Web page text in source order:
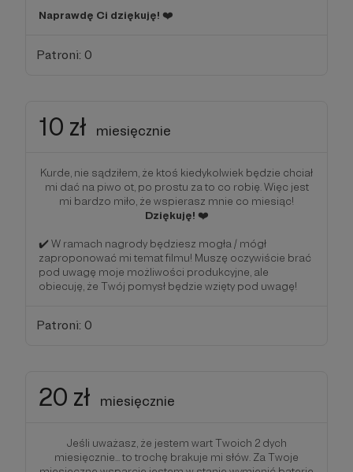
Naprawdę Ci dziękuję! ❤️
Patroni: 0
10 zł miesięcznie
Kurde, nie sądziłem, że ktoś kiedykolwiek będzie chciał
mi dać na piwo ot, po prostu za to co robię. Więc jest
mi bardzo miło, że wspierasz mnie co miesiąc!
Dziękuję! ❤️
✔️ W ramach nagrody będziesz mogła / mógł
zaproponować mi temat filmu! Muszę oczywiście brać
pod uwagę moje możliwości produkcyjne, ale
obiecuję, że Twój pomysł będzie wzięty pod uwagę!
Patroni: 0
20 zł miesięcznie
Jeśli uważasz, że jestem wart Twoich 2 dych
miesięcznie... to trochę brakuje mi słów. Za Twoje